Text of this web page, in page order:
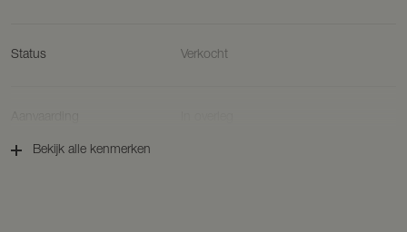
Status Verkocht
Bekijk alle kenmerken